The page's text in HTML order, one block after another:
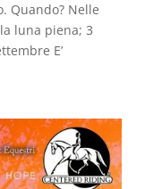
Quando? Nelle
luna piena; 3
E’